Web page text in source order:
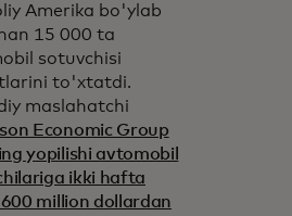
Amerika bo'ylab
15 000 ta
sotuvchisi
to'xtatdi.
maslahatchi
Economic Group
yopilishi avtomobil
ikki hafta
million dollardan